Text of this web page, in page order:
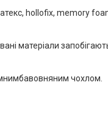
hollofix, memory
матеріали
чохлом.